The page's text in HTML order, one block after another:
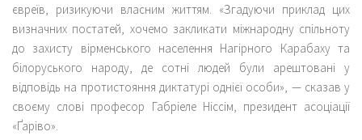
євреїв, ризикуючи власним життям. «Згадуючи приклад цих
визначних постатей, хочемо закликати міжнародну спільноту
до захисту вірменського населення Нагірного Карабаху та
білоруського народу, де сотні людей були арештовані у
відповідь на протистояння диктатурі однієї особи», — сказав у
своєму слові професор Габріеле Ніссім, президент асоціації
«Ґаріво».